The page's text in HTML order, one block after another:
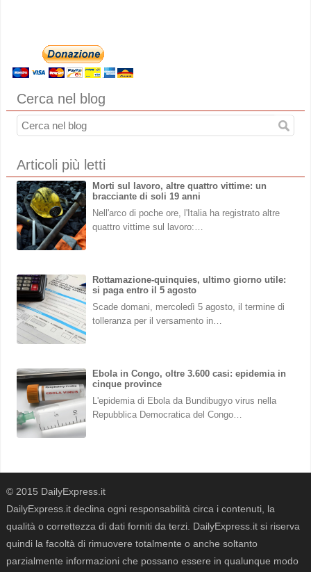
Cerca nel blog
Articoli più letti
Morti sul lavoro, altre quattro vittime: un
bracciante di soli 19 anni
Nell'arco di poche ore, l'Italia ha registrato altre
quattro vittime sul lavoro:…
Rottamazione-quinquies, ultimo giorno utile:
si paga entro il 5 agosto
Scade domani, mercoledì 5 agosto, il termine di
tolleranza per il versamento in…
Ebola in Congo, oltre 3.600 casi: epidemia in
cinque province
L'epidemia di Ebola da Bundibugyo virus nella
Repubblica Democratica del Congo…
© 2015 DailyExpress.it
DailyExpress.it declina ogni responsabilità circa i contenuti, la
qualità o correttezza di dati forniti da terzi. DailyExpress.it si riserva
quindi la facoltà di rimuovere totalmente o anche soltanto
parzialmente informazioni che possano essere in qualunque modo